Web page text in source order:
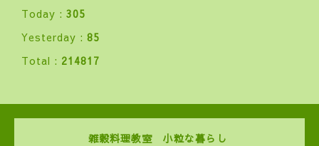
Today : 305
Yesterday : 85
Total : 214817
雑穀料理教室 小粒な暮らし